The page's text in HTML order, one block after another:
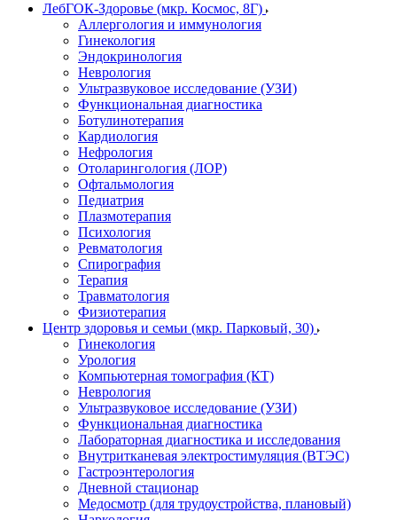
ЛебГОК-Здоровье (мкр. Космос, 8Г)
Аллергология и иммунология
Гинекология
Эндокринология
Неврология
Ультразвуковое исследование (УЗИ)
Функциональная диагностика
Ботулинотерапия
Кардиология
Нефрология
Отоларингология (ЛОР)
Офтальмология
Педиатрия
Плазмотерапия
Психология
Ревматология
Спирография
Терапия
Травматология
Физиотерапия
Центр здоровья и семьи (мкр. Парковый, 30)
Гинекология
Урология
Компьютерная томография (КТ)
Неврология
Ультразвуковое исследование (УЗИ)
Функциональная диагностика
Лабораторная диагностика и исследования
Внутритканевая электростимуляция (ВТЭС)
Гастроэнтерология
Дневной стационар
Медосмотр (для трудоустройства, плановый)